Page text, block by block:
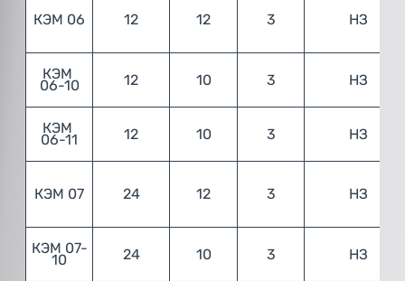
КЭМ 06 12 12 3 НЗ
КЭМ
06-10 12 10 3 НЗ
КЭМ
06-11 12 10 3 НЗ
КЭМ 07 24 12 3 НЗ
КЭМ 07-
10 24 10 3 НЗ